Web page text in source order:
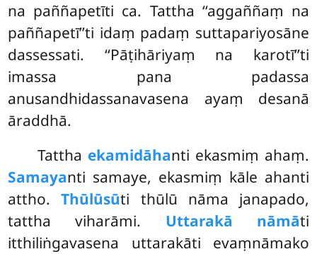
na paññapetīti ca. Tattha ‘‘aggaññaṃ na
paññapetī’’ti idaṃ padaṃ suttapariyosāne
dassessati. ‘‘Pāṭihāriyaṃ na karotī’’ti
imassa pana padassa
anusandhidassanavasena ayaṃ desanā
āraddhā.
Tattha ekamidāhanti ekasmiṃ ahaṃ.
Samayanti samaye, ekasmiṃ kāle ahanti
attho.Thūlūsūti thūlū nāma janapado,
tattha viharāmi. Uttarakā nāmāti
itthiliṅgavasena uttarakāti evaṃnāmako